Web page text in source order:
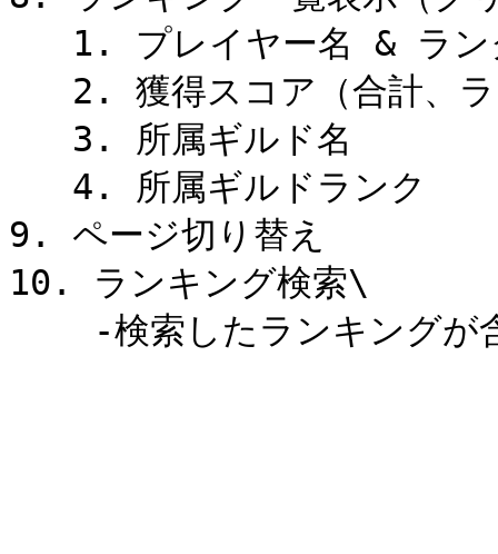
9. ページ切り替え
10. ランキング検索\